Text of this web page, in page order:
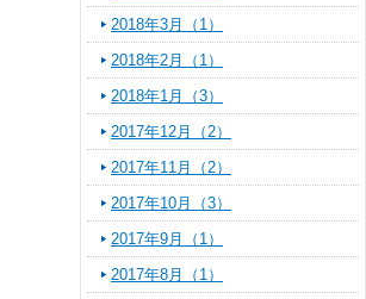
2018年3月（1）
2018年2月（1）
2018年1月（3）
2017年12月（2）
2017年11月（2）
2017年10月（3）
2017年9月（1）
2017年8月（1）